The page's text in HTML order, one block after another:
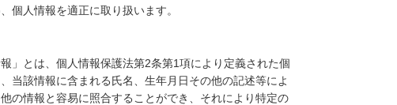
個⼈情報を適正に取り扱います。
」とは、個人情報保護法第2条第1項により定義された個
当該情報に含まれる氏名、生年月日その他の記述等によ
の情報と容易に照合することができ、それにより特定の